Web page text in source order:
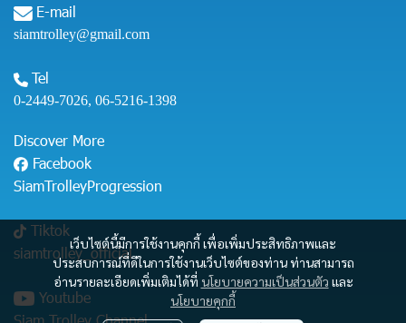
เว็บไซต์นี้มีการใช้งานคุกกี้ เพื่อเพิ่มประสิทธิภาพและ
ประสบการณ์ที่ดีในการใช้งานเว็บไซต์ของท่าน ท่านสามารถ
อ่านรายละเอียดเพิ่มเติมได้ที่ นโยบายความเป็นส่วนตัว และ
นโยบายคุกกี้
E-mail
siamtrolley@gmail.com
Tel
0-2449-7026, 06-5216-1398
Discover More
Facebook
SiamTrolleyProgression
Tiktok
siamtrolley_official
Youtube